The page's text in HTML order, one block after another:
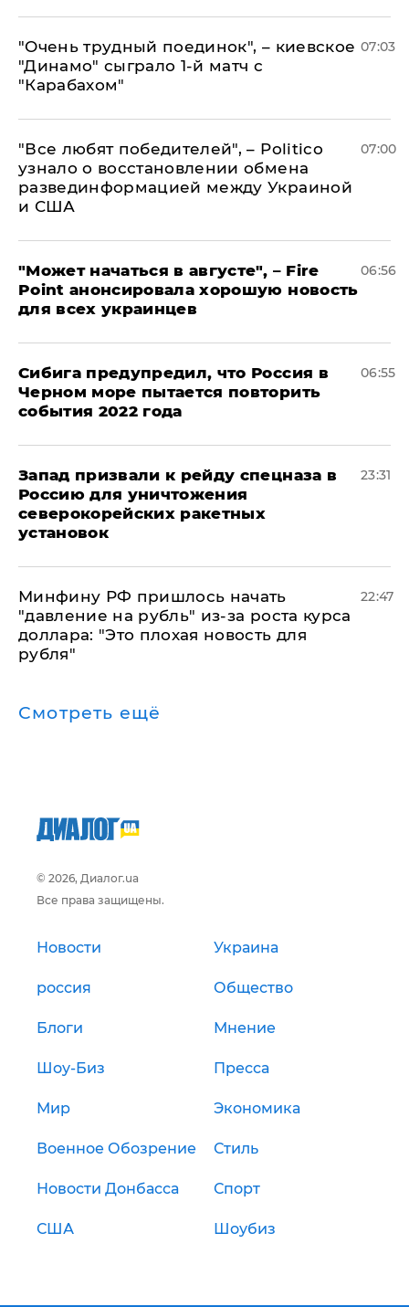
"Очень трудный поединок", – киевское
"Динамо" сыграло 1-й матч с
"Карабахом"
07:03
​"Все любят победителей", – Politico
узнало о восстановлении обмена
развединформацией между Украиной
и США
07:00
"Может начаться в августе", – Fire
Point анонсировала хорошую новость
для всех украинцев
06:56
Сибига предупредил, что Россия в
Черном море пытается повторить
события 2022 года
06:55
Запад призвали к рейду спецназа в
Россию для уничтожения
северокорейских ракетных
установок
23:31
Минфину РФ пришлось начать
"давление на рубль" из-за роста курса
доллара: "Это плохая новость для
рубля"
22:47
Смотреть ещё
© 2026, Диалог.ua
Все права защищены.
Новости Украина
россия Общество
Блоги Мнение
Шоу-Биз Пресса
Мир Экономика
Военное Обозрение Стиль
Новости Донбасса Спорт
США Шоубиз